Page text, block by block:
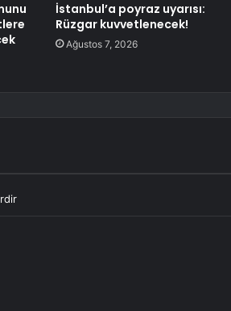
İstanbul’a poyraz uyarısı:
Rüzgar kuvvetlenecek!
Ağustos 7, 2026